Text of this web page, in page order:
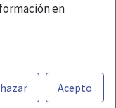
en
Web está
y, por
legalmente
Acepto